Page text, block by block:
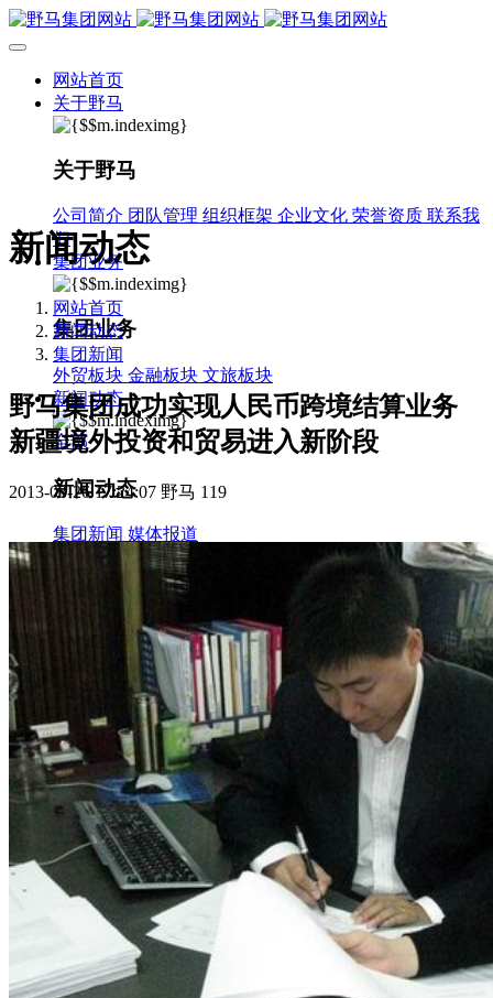
网站首页
关于野马
关于野马
公司简介 团队管理 组织框架 企业文化 荣誉资质 联系我
们
集团业务
集团业务
外贸板块 金融板块 文旅板块
新闻动态
全部
新闻动态
集团新闻 媒体报道
往来名人
人才招聘
人才招聘
社会招聘 校园招聘
视觉文化
全部
视觉文化
汗血马助力新疆文旅
伊犁州霍城古城巡游
北屯市185团巡游 伊犁霍城县晃晃
阿勒泰北屯市巡游 阿勒泰布尔津县巡游
察布查尔县巡游
伊犁昭苏巡游
赛里木湖巡游
园区风采
新闻动态
网站首页
新闻动态
集团新闻
野马集团成功实现人民币跨境结算业务
新疆境外投资和贸易进入新阶段
2013-03-26 17:24:07 野马 119